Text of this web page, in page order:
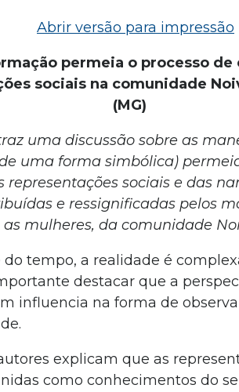
permeia o processo de
sociais na comunidade
(MG)
uma discussão sobre as
uma forma simbólica)
representações sociais e das
e ressignificadas pelos
mulheres, da comunidade
tempo, a realidade é
destacar que a
influencia na forma de
explicam que as
como conhecimentos do